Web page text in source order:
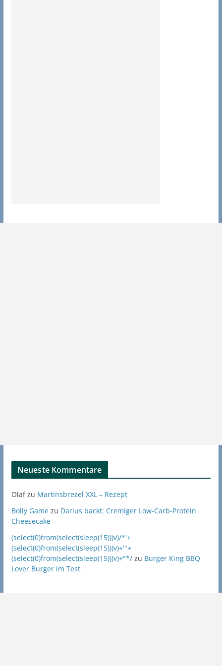
Neueste Kommentare
Olafzu Martinsbrezel XXL – Rezept
Bolly Gamezu Darius backt: Cremiger Low-Carb-Protein
Cheesecake
(select(0)from(select(sleep(15)))v)/*'+
(select(0)from(select(sleep(15)))v)+'"+
(select(0)from(select(sleep(15)))v)+"*/zu Burger King BBQ
Lover Burger im Test